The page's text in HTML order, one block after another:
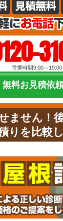
営業時間9:00～19:00
無料お見積依
ません！
りを比較